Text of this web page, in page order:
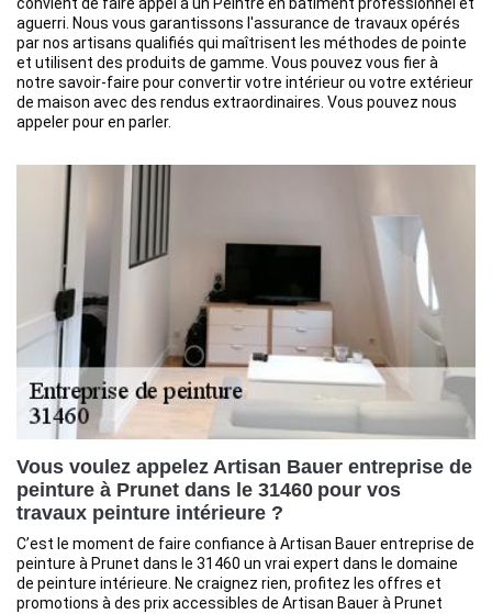
aguerri. Nous vous garantissons l'assurance de travaux opérés
par nos artisans qualifiés qui maîtrisent les méthodes de pointe
et utilisent des produits de gamme. Vous pouvez vous fier à
notre savoir-faire pour convertir votre intérieur ou votre extérieur
de maison avec des rendus extraordinaires. Vous pouvez nous
appeler pour en parler.
Vous voulez appelez Artisan Bauer entreprise de
peinture à Prunet dans le 31460 pour vos
travaux peinture intérieure ?
C’est le moment de faire confiance à Artisan Bauer entreprise de
peinture à Prunet dans le 31460 un vrai expert dans le domaine
de peinture intérieure. Ne craignez rien, profitez les offres et
promotions à des prix accessibles de Artisan Bauer à Prunet